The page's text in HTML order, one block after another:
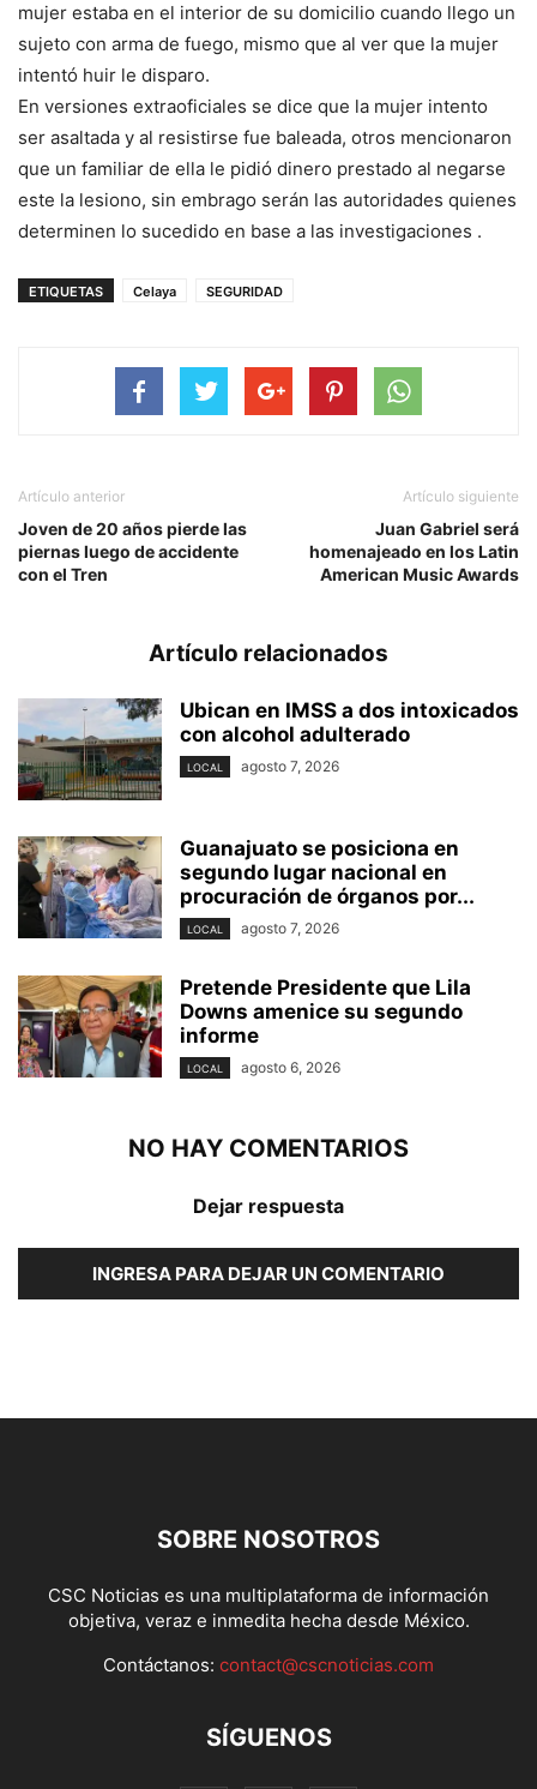
mujer estaba en el interior de su domicilio cuando llego un
sujeto con arma de fuego, mismo que al ver que la mujer
intentó huir le disparo.
En versiones extraoficiales se dice que la mujer intento
ser asaltada y al resistirse fue baleada, otros mencionaron
que un familiar de ella le pidió dinero prestado al negarse
este la lesiono, sin embrago serán las autoridades quienes
determinen lo sucedido en base a las investigaciones .
ETIQUETAS Celaya SEGURIDAD
Artículo anterior
Joven de 20 años pierde las
piernas luego de accidente
con el Tren
Artículo siguiente
Juan Gabriel será
homenajeado en los Latin
American Music Awards
Artículo relacionados
Ubican en IMSS a dos intoxicados
con alcohol adulterado
LOCAL agosto 7, 2026
Guanajuato se posiciona en
segundo lugar nacional en
procuración de órganos por...
LOCAL agosto 7, 2026
Pretende Presidente que Lila
Downs amenice su segundo
informe
LOCAL agosto 6, 2026
NO HAY COMENTARIOS
Dejar respuesta
INGRESA PARA DEJAR UN COMENTARIO
SOBRE NOSOTROS
CSC Noticias es una multiplataforma de información
objetiva, veraz e inmedita hecha desde México.
Contáctanos: contact@cscnoticias.com
SÍGUENOS